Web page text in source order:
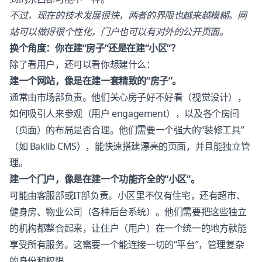
不过，现在的技术发展很快，两者的界限也越来越模糊。网
站可以做得很个性化，门户也可以有对外的公开页面。
换个角度：你在建“房子”还是在建“小区”？
除了看用户，还可以看你想建什么：
建一个网站，像是在建一套精致的“房子”。
通常由市场部负责。他们关心房子好不好看（视觉设计），
如何吸引人来参观（用户 engagement），以及各个房间
（页面）的布局是否合理。他们需要一个强大的“装修工具”
（如 Baklib CMS），能快速搭建漂亮的页面，并且能独立管
理。
建一个门户，像是在建一个功能齐全的“小区”。
可能由客服部或IT部负责。小区里不仅有住宅，还有超市、
健身房、物业公司（各种后台系统）。他们需要把这些独立
的机构都整合起来，让住户（用户）在一个统一的地方就能
享受所有服务。这需要一个能连接一切的“平台”，管理复杂